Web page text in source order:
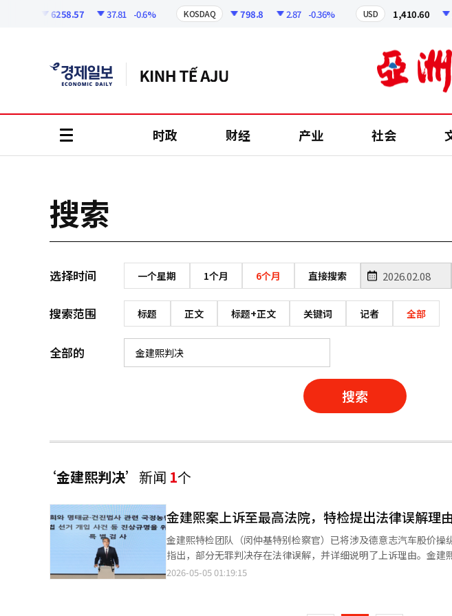
6258.57 37.81 -0.6% KOSDAQ 798.8 2.87 -0.36% USD 1,410.60
时政 财经 产业 社会
搜索
选择时间 一个星期 1个月 6个月 直接搜索
搜索范围 标题 正文 标题+正文 关键词 记者 全部
全部的
搜索
‘金建熙判决’ 新闻 1个
金建熙案上诉至最高法院，特检提出法律误解理由
金建熙特检团队（闵仲基特别检察官）已将涉及德意志汽车股价
指出，部分无罪判决存在法律误解，并详细说明了上诉理由。金
非罪及刑期展开激烈争论。4日，法律界消息称，特检团队当天向
2026-05-05 01:19:15